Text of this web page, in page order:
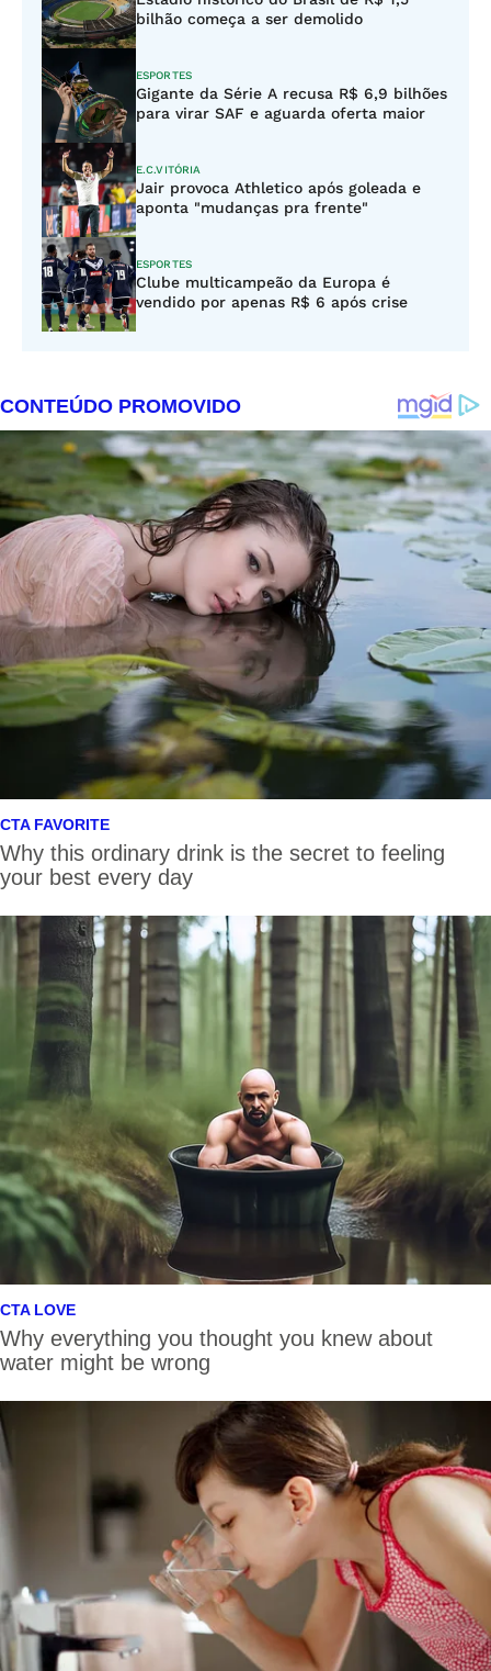
bilhão começa a ser demolido
ESPORTES
Gigante da Série A recusa R$ 6,9 bilhões
para virar SAF e aguarda oferta maior
E.C.VITÓRIA
Jair provoca Athletico após goleada e
aponta "mudanças pra frente"
ESPORTES
Clube multicampeão da Europa é
vendido por apenas R$ 6 após crise